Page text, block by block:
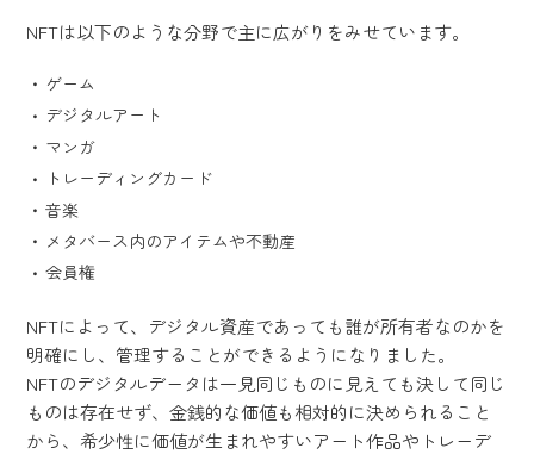
NFTは以下のような分野で主に広がりをみせています。
ゲーム
デジタルアート
マンガ
トレーディングカード
音楽
メタバース内のアイテムや不動産
会員権
NFTによって、デジタル資産であっても誰が所有者なのかを
明確にし、管理することができるようになりました。
NFTのデジタルデータは一見同じものに見えても決して同じ
ものは存在せず、金銭的な価値も相対的に決められること
から、希少性に価値が生まれやすいアート作品やトレーデ